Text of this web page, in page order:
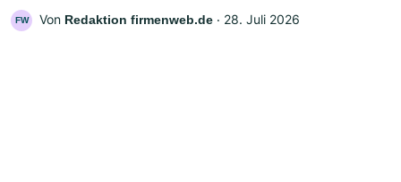
FW Von Redaktion firmenweb.de ‧ 28. Juli 2026